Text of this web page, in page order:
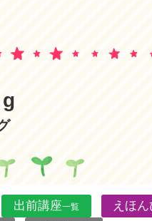
出前講座一覧 えほ